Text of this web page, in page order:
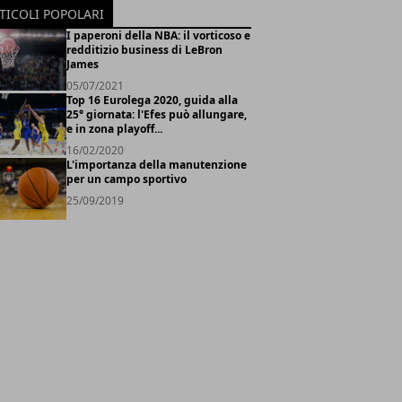
POPOLARI
I paperoni della NBA: il vorticoso e
redditizio business di LeBron
James
05/07/2021
Top 16 Eurolega 2020, guida alla
25° giornata: l'Efes può allungare,
e in zona playoff...
16/02/2020
L'importanza della manutenzione
per un campo sportivo
25/09/2019